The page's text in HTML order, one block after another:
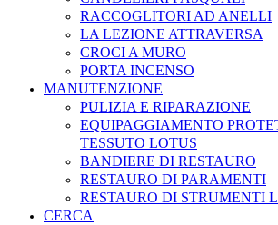
RACCOGLITORI AD ANELLI
LA LEZIONE ATTRAVERSA
CROCI A MURO
PORTA INCENSO
MANUTENZIONE
PULIZIA E RIPARAZIONE
EQUIPAGGIAMENTO
TESSUTO LOTUS
BANDIERE DI RESTAURO
RESTAURO DI PARAMENTI
RESTAURO DI STRUMENTI
CERCA